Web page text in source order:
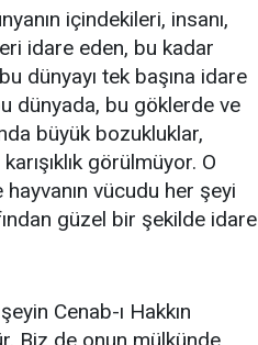
içindekileri, insanı,
idare eden, bu kadar
dünyayı tek başına idare
dünyada, bu göklerde ve
büyük bozukluklar,
görülmüyor. O
vücudu her şeyi
güzel bir şekilde idare
Cenab-ı Hakkın